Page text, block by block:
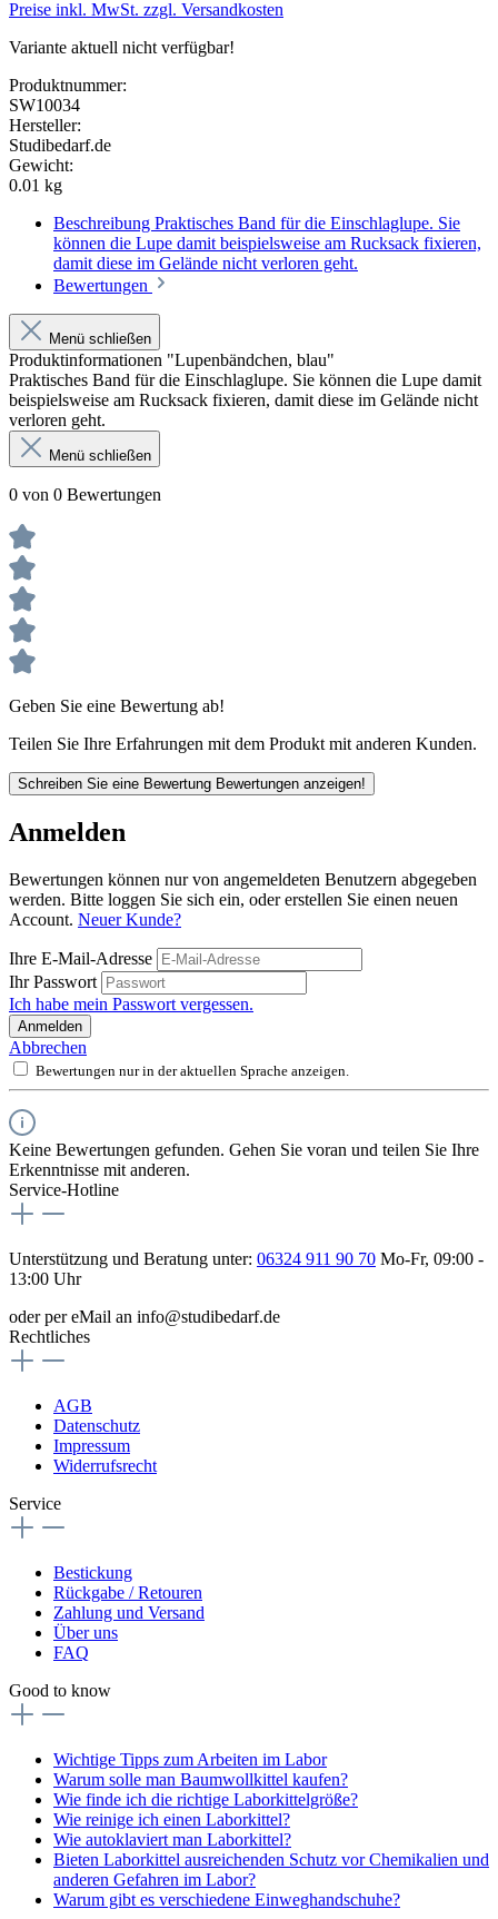
Preise inkl. MwSt. zzgl. Versandkosten
Variante aktuell nicht verfügbar!
Produktnummer:
SW10034
Hersteller:
Studibedarf.de
Gewicht:
0.01 kg
Beschreibung Praktisches Band für die Einschlaglupe. Sie
können die Lupe damit beispielsweise am Rucksack fixieren,
damit diese im Gelände nicht verloren geht.
Bewertungen
Menü schließen
Produktinformationen "Lupenbändchen, blau"
Praktisches Band für die Einschlaglupe. Sie können die Lupe damit
beispielsweise am Rucksack fixieren, damit diese im Gelände nicht
verloren geht.
Menü schließen
0 von 0 Bewertungen
Geben Sie eine Bewertung ab!
Teilen Sie Ihre Erfahrungen mit dem Produkt mit anderen Kunden.
Schreiben Sie eine Bewertung Bewertungen anzeigen!
Anmelden
Bewertungen können nur von angemeldeten Benutzern abgegeben
werden. Bitte loggen Sie sich ein, oder erstellen Sie einen neuen
Account. Neuer Kunde?
Ihre E-Mail-Adresse
Ihr Passwort
Ich habe mein Passwort vergessen.
Anmelden
Abbrechen
Bewertungen nur in der aktuellen Sprache anzeigen.
Keine Bewertungen gefunden. Gehen Sie voran und teilen Sie Ihre
Erkenntnisse mit anderen.
Service-Hotline
Unterstützung und Beratung unter: 06324 911 90 70 Mo-Fr, 09:00 -
13:00 Uhr
oder per eMail an info@studibedarf.de
Rechtliches
AGB
Datenschutz
Impressum
Widerrufsrecht
Service
Bestickung
Rückgabe / Retouren
Zahlung und Versand
Über uns
FAQ
Good to know
Wichtige Tipps zum Arbeiten im Labor
Warum solle man Baumwollkittel kaufen?
Wie finde ich die richtige Laborkittelgröße?
Wie reinige ich einen Laborkittel?
Wie autoklaviert man Laborkittel?
Bieten Laborkittel ausreichenden Schutz vor Chemikalien und
anderen Gefahren im Labor?
Warum gibt es verschiedene Einweghandschuhe?